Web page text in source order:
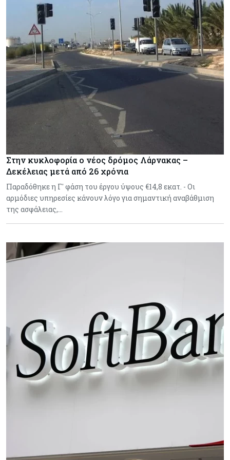
Στην κυκλοφορία ο νέος δρόμος Λάρνακας –
Δεκέλειας μετά από 26 χρόνια
Παραδόθηκε η Γ' φάση του έργου ύψους €14,8 εκατ. - Οι
αρμόδιες υπηρεσίες κάνουν λόγο για σημαντική αναβάθμιση
της ασφάλειας,…